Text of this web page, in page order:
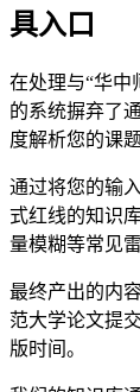
具入口
在处理与“华中
的系统摒弃了
度解析您的课
通过将您的输
式红线的知识
量模糊等常见雷
最终产出的内
范大学论文提
版时间。